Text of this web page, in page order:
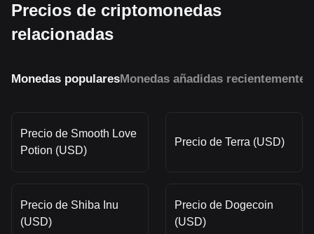
Precios de criptomonedas
relacionadas
Monedas popularesMonedas añadidas recientemente
Precio de Smooth Love
Potion (USD)
Precio de Terra (USD)
Precio de Shiba Inu
(USD)
Precio de Dogecoin
(USD)